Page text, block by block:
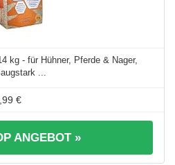
kg - für Hühner, Pferde & Nager,
...
€
ANGEBOT »